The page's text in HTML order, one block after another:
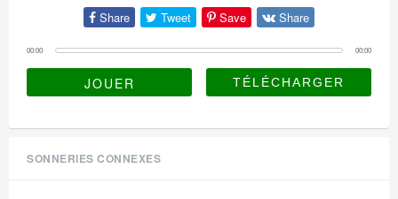
Share Tweet Save Share
00:00 00:00
JOUER
SONNERIES CONNEXES